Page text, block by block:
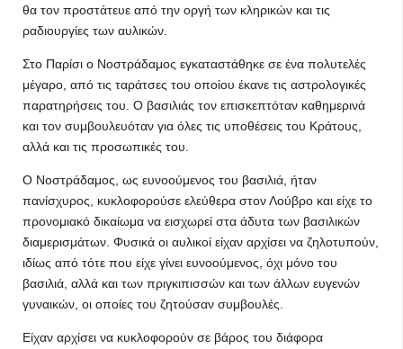
θα τον προστάτευε από την οργή των κληρικών και τις
ραδιουργίες των αυλικών.
Στο Παρίσι ο Νοστράδαμος εγκαταστάθηκε σε ένα πολυτελές
μέγαρο, από τις ταράτσες του οποίου έκανε τις αστρολογικές
παρατηρήσεις του. Ο βασιλιάς τον επισκεπτόταν καθημερινά
και τον συμβουλευόταν για όλες τις υποθέσεις του Κράτους,
αλλά και τις προσωπικές του.
Ο Νοστράδαμος, ως ευνοούμενος του βασιλιά, ήταν
πανίσχυρος, κυκλοφορούσε ελεύθερα στον Λούβρο και είχε το
προνομιακό δικαίωμα να εισχωρεί στα άδυτα των βασιλικών
διαμερισμάτων. Φυσικά οι αυλικοί είχαν αρχίσει να ζηλοτυπούν,
ιδίως από τότε που είχε γίνει ευνοούμενος, όχι μόνο του
βασιλιά, αλλά και των πριγκιπισσών και των άλλων ευγενών
γυναικών, οι οποίες του ζητούσαν συμβουλές.
Είχαν αρχίσει να κυκλοφορούν σε βάρος του διάφορα